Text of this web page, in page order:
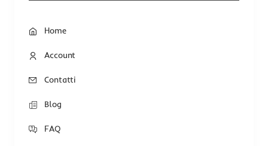
Home
Account
Contatti
Blog
FAQ